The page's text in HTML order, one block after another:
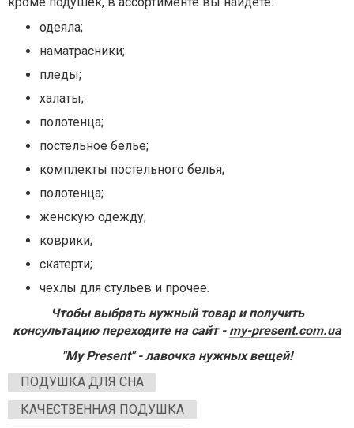
одеяла;
наматрасники;
пледы;
халаты;
полотенца;
постельное белье;
комплекты постельного белья;
полотенца;
женскую одежду;
коврики;
скатерти;
чехлы для стульев и прочее.
Чтобы выбрать нужный товар и получить
консультацию переходите на сайт - my-present.com.ua
"My Present" - лавочка нужных вещей!
ПОДУШКА ДЛЯ СНА
КАЧЕСТВЕННАЯ ПОДУШКА